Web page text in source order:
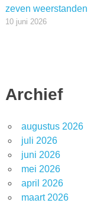
zeven weerstanden
10 juni 2026
Archief
augustus 2026
juli 2026
juni 2026
mei 2026
april 2026
maart 2026